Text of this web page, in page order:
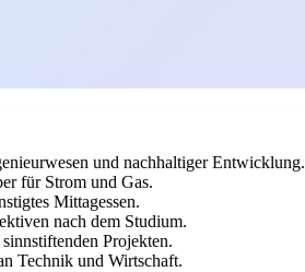
und nachhaltiger Entwicklung.
für Strom und Gas.
Mittagessen.
nach dem Studium.
Projekten.
Technik und Wirtschaft.